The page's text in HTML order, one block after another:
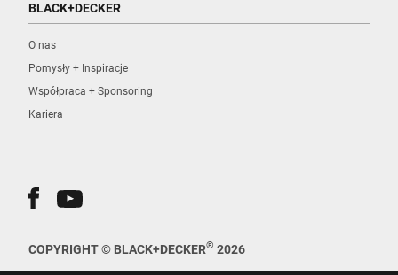
BLACK+DECKER
O nas
Pomysły + Inspiracje
Współpraca + Sponsoring
Kariera
COPYRIGHT © BLACK+DECKER® 2026